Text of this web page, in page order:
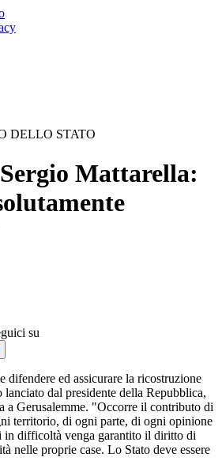
DELLO STATO
Mattarella:
su
difendere ed assicurare la ricostruzione
dal presidente della Repubblica,
a Gerusalemme. "Occorre il contributo di
territorio, di ogni parte, di ogni opinione
in difficoltà venga garantito il diritto di
nelle proprie case. Lo Stato deve essere